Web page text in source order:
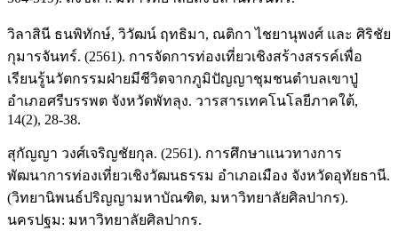
วิลาสินี ธนพิทักษ์, วิวัฒน์ ฤทธิมา, ณติกา ไชยานุพงศ์ และ ศิริชัย
กุมารจันทร์. (2561). การจัดการท่องเที่ยวเชิงสร้างสรรค์เพื่อ
เรียนรู้นวัตกรรมฝ่ายมีชีวิตจากภูมิปัญญาชุมชนตำบลเขาปู่
อำเภอศรีบรรพต จังหวัดพัทลุง. วารสารเทคโนโลยีภาคใต้,
14(2), 28-38.
สุกัญญา วงศ์เจริญชัยกุล. (2561). การศึกษาแนวทางการ
พัฒนาการท่องเที่ยวเชิงวัฒนธรรม อำเภอเมือง จังหวัดอุทัยธานี.
(วิทยานิพนธ์ปริญญามหาบัณฑิต, มหาวิทยาลัยศิลปากร).
นครปฐม: มหาวิทยาลัยศิลปากร.